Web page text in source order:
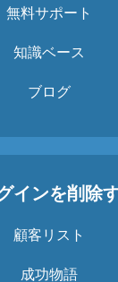
無料サポート
知識ベース
ブログ
インを削除
顧客リスト
成功物語